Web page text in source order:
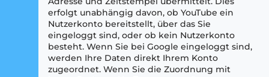
erfolgt unabhängig davon, ob YouTube ein
Nutzerkonto bereitstellt, über das Sie
eingeloggt sind, oder ob kein Nutzerkonto
besteht. Wenn Sie bei Google eingeloggt sind,
werden Ihre Daten direkt Ihrem Konto
zugeordnet. Wenn Sie die Zuordnung mit